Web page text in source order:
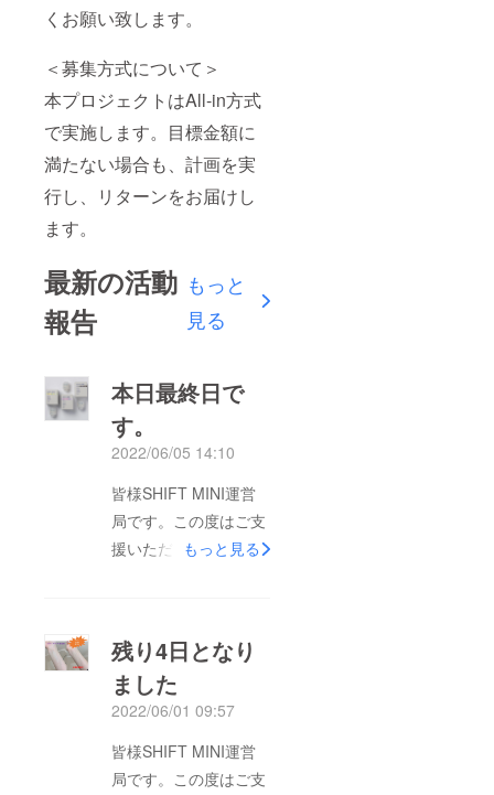
くお願い致します。
＜募集方式について＞
本プロジェクトはAll-in方式
で実施します。目標金額に
満たない場合も、計画を実
行し、リターンをお届けし
ます。
最新の活動
報告
もっと
見る
本日最終日で
す。
2022/06/05 14:10
皆様SHIFT MINI運営
局です。この度はご支
援いただきましてあり
お使いいただいたモニ
ターの方々にはご好評
をいただいています。
ぜひこの機会にご支援
宜しくお願いいたしま
もっと見る
残り4日となり
ました
2022/06/01 09:57
皆様SHIFT MINI運営
局です。この度はご支